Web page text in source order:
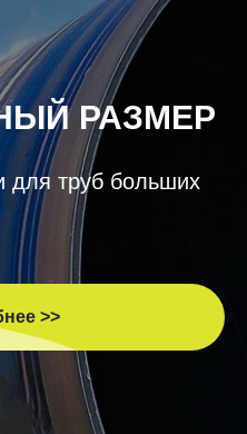
РАЗМЕР
для труб больших
>>